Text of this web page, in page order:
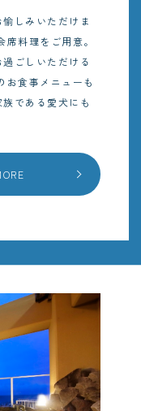
しみいただけま
料理をご用意。
ごしいただける
お食事メニューも
である愛犬にも